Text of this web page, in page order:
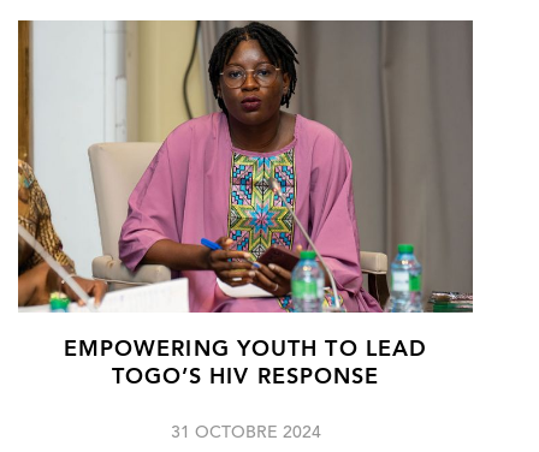
EMPOWERING YOUTH TO LEAD
TOGO’S HIV RESPONSE
31 OCTOBRE 2024